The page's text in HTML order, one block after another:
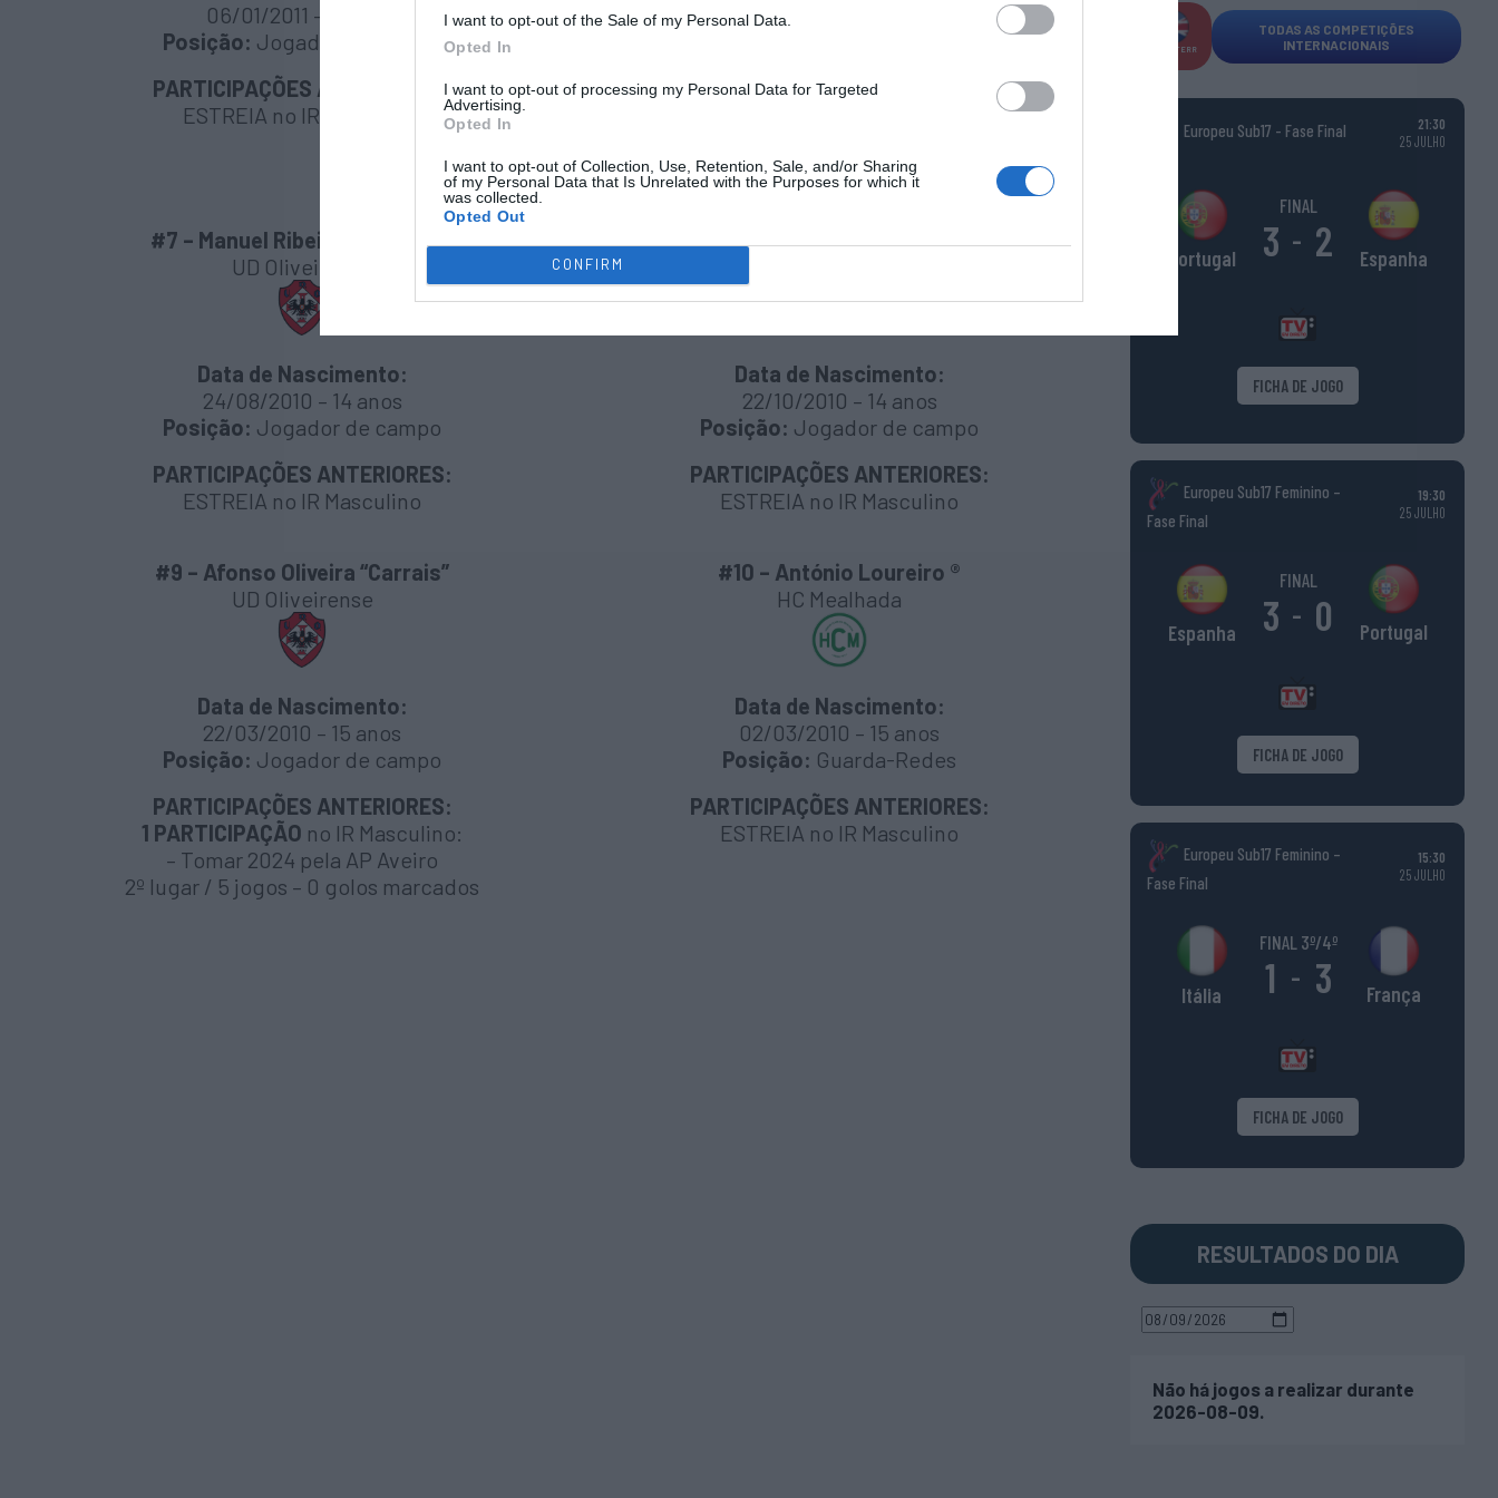
I want to opt-out of the Sale of my Personal Data.
Opted In
I want to opt-out of processing my Personal Data for Targeted
Advertising.
Opted In
I want to opt-out of Collection, Use, Retention, Sale, and/or Sharing
of my Personal Data that Is Unrelated with the Purposes for which it
was collected.
Opted Out
CONFIRM
06/01/2011 – 14 anos
Posição: Jogador de campo
PARTICIPAÇÕES ANTERIORES:
ESTREIA no IR Masculino
23/11/2010 – 14 anos
PARTICIPAÇÕES ANTERIORES:
no IR Masculino:
2º lugar / 5 jogos – 0 golos marcados
#7 – Manuel Ribeiro “Manecas”
UD Oliveirense
Data de Nascimento:
24/08/2010 – 14 anos
Posição: Jogador de campo
PARTICIPAÇÕES ANTERIORES:
ESTREIA no IR Masculino
#8 – Santiago Campinos
Data de Nascimento:
22/10/2010 – 14 anos
Posição: Jogador de campo
PARTICIPAÇÕES ANTERIORES:
ESTREIA no IR Masculino
#9 – Afonso Oliveira “Carrais”
UD Oliveirense
Data de Nascimento:
22/03/2010 – 15 anos
Posição: Jogador de campo
PARTICIPAÇÕES ANTERIORES:
1 PARTICIPAÇÃO no IR Masculino:
– Tomar 2024 pela AP Aveiro
2º lugar / 5 jogos – 0 golos marcados
#10 – António Loureiro ®
HC Mealhada
Data de Nascimento:
02/03/2010 – 15 anos
Posição: Guarda-Redes
PARTICIPAÇÕES ANTERIORES:
ESTREIA no IR Masculino
INGLATERR
TODAS AS COMPETIÇÕES
INTERNACIONAIS
Europeu Sub17 - Fase Final
21:30
25 JULHO
Portugal
FINAL
3 - 2 Espanha
FICHA DE JOGO
Europeu Sub17 Feminino –
Fase Final
19:30
25 JULHO
Espanha
FINAL
3 - 0 Portugal
FICHA DE JOGO
Europeu Sub17 Feminino –
Fase Final
15:30
25 JULHO
Itália
FINAL 3º/4º
1 - 3 França
FICHA DE JOGO
RESULTADOS DO DIA
Não há jogos a realizar durante
2026-08-09.